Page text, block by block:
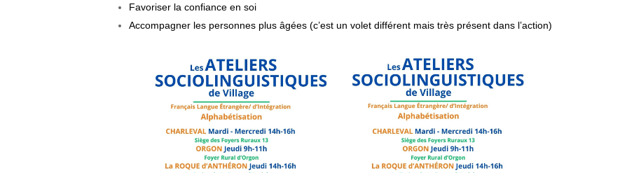
Favoriser la confiance en soi
Accompagner les personnes plus âgées (c’est un volet différent mais très présent dans l’action)